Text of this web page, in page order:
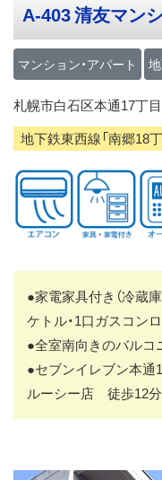
A-403清友マン
マンション・アパート
札幌市白石区本通17丁
地下鉄東西線「南郷18
●家電家具付き（冷蔵
ケトル・1口ガスコンロ
●全室南向きのバルコ
●セブンイレブン本
ルーシー店 徒歩12分